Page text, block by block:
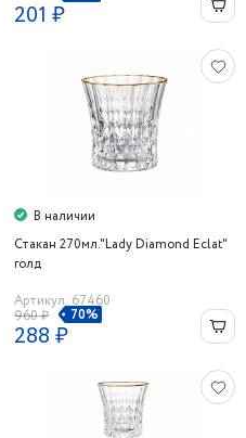
201 ₽
В наличии
Стакан 270мл."Lady Diamond Eclat"
голд
Артикул: 67460
960 ₽
70%
288 ₽